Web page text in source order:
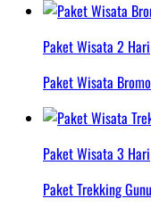
Paket Wisata 2 Hari
Paket Wisata
Paket Wisata 3 Hari
Paket Trekking